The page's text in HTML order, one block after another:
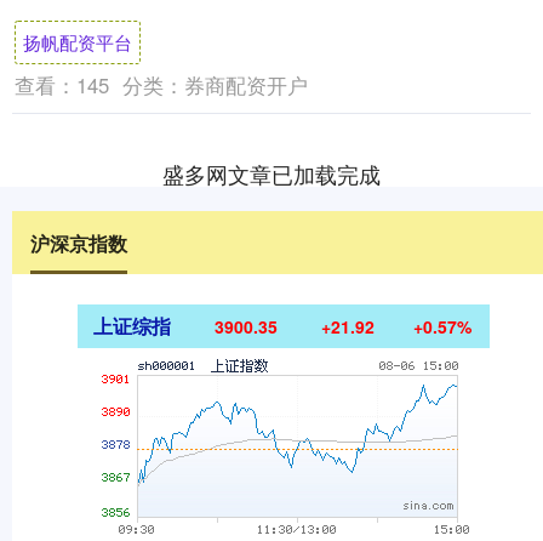
剧，权益市场持续震荡的背景下，....
扬帆配资平台
查看： 145 分类： 券商配资开户
盛多网文章已加载完成
沪深京指数
上证综指 3900.35 +21.92 +0.57%